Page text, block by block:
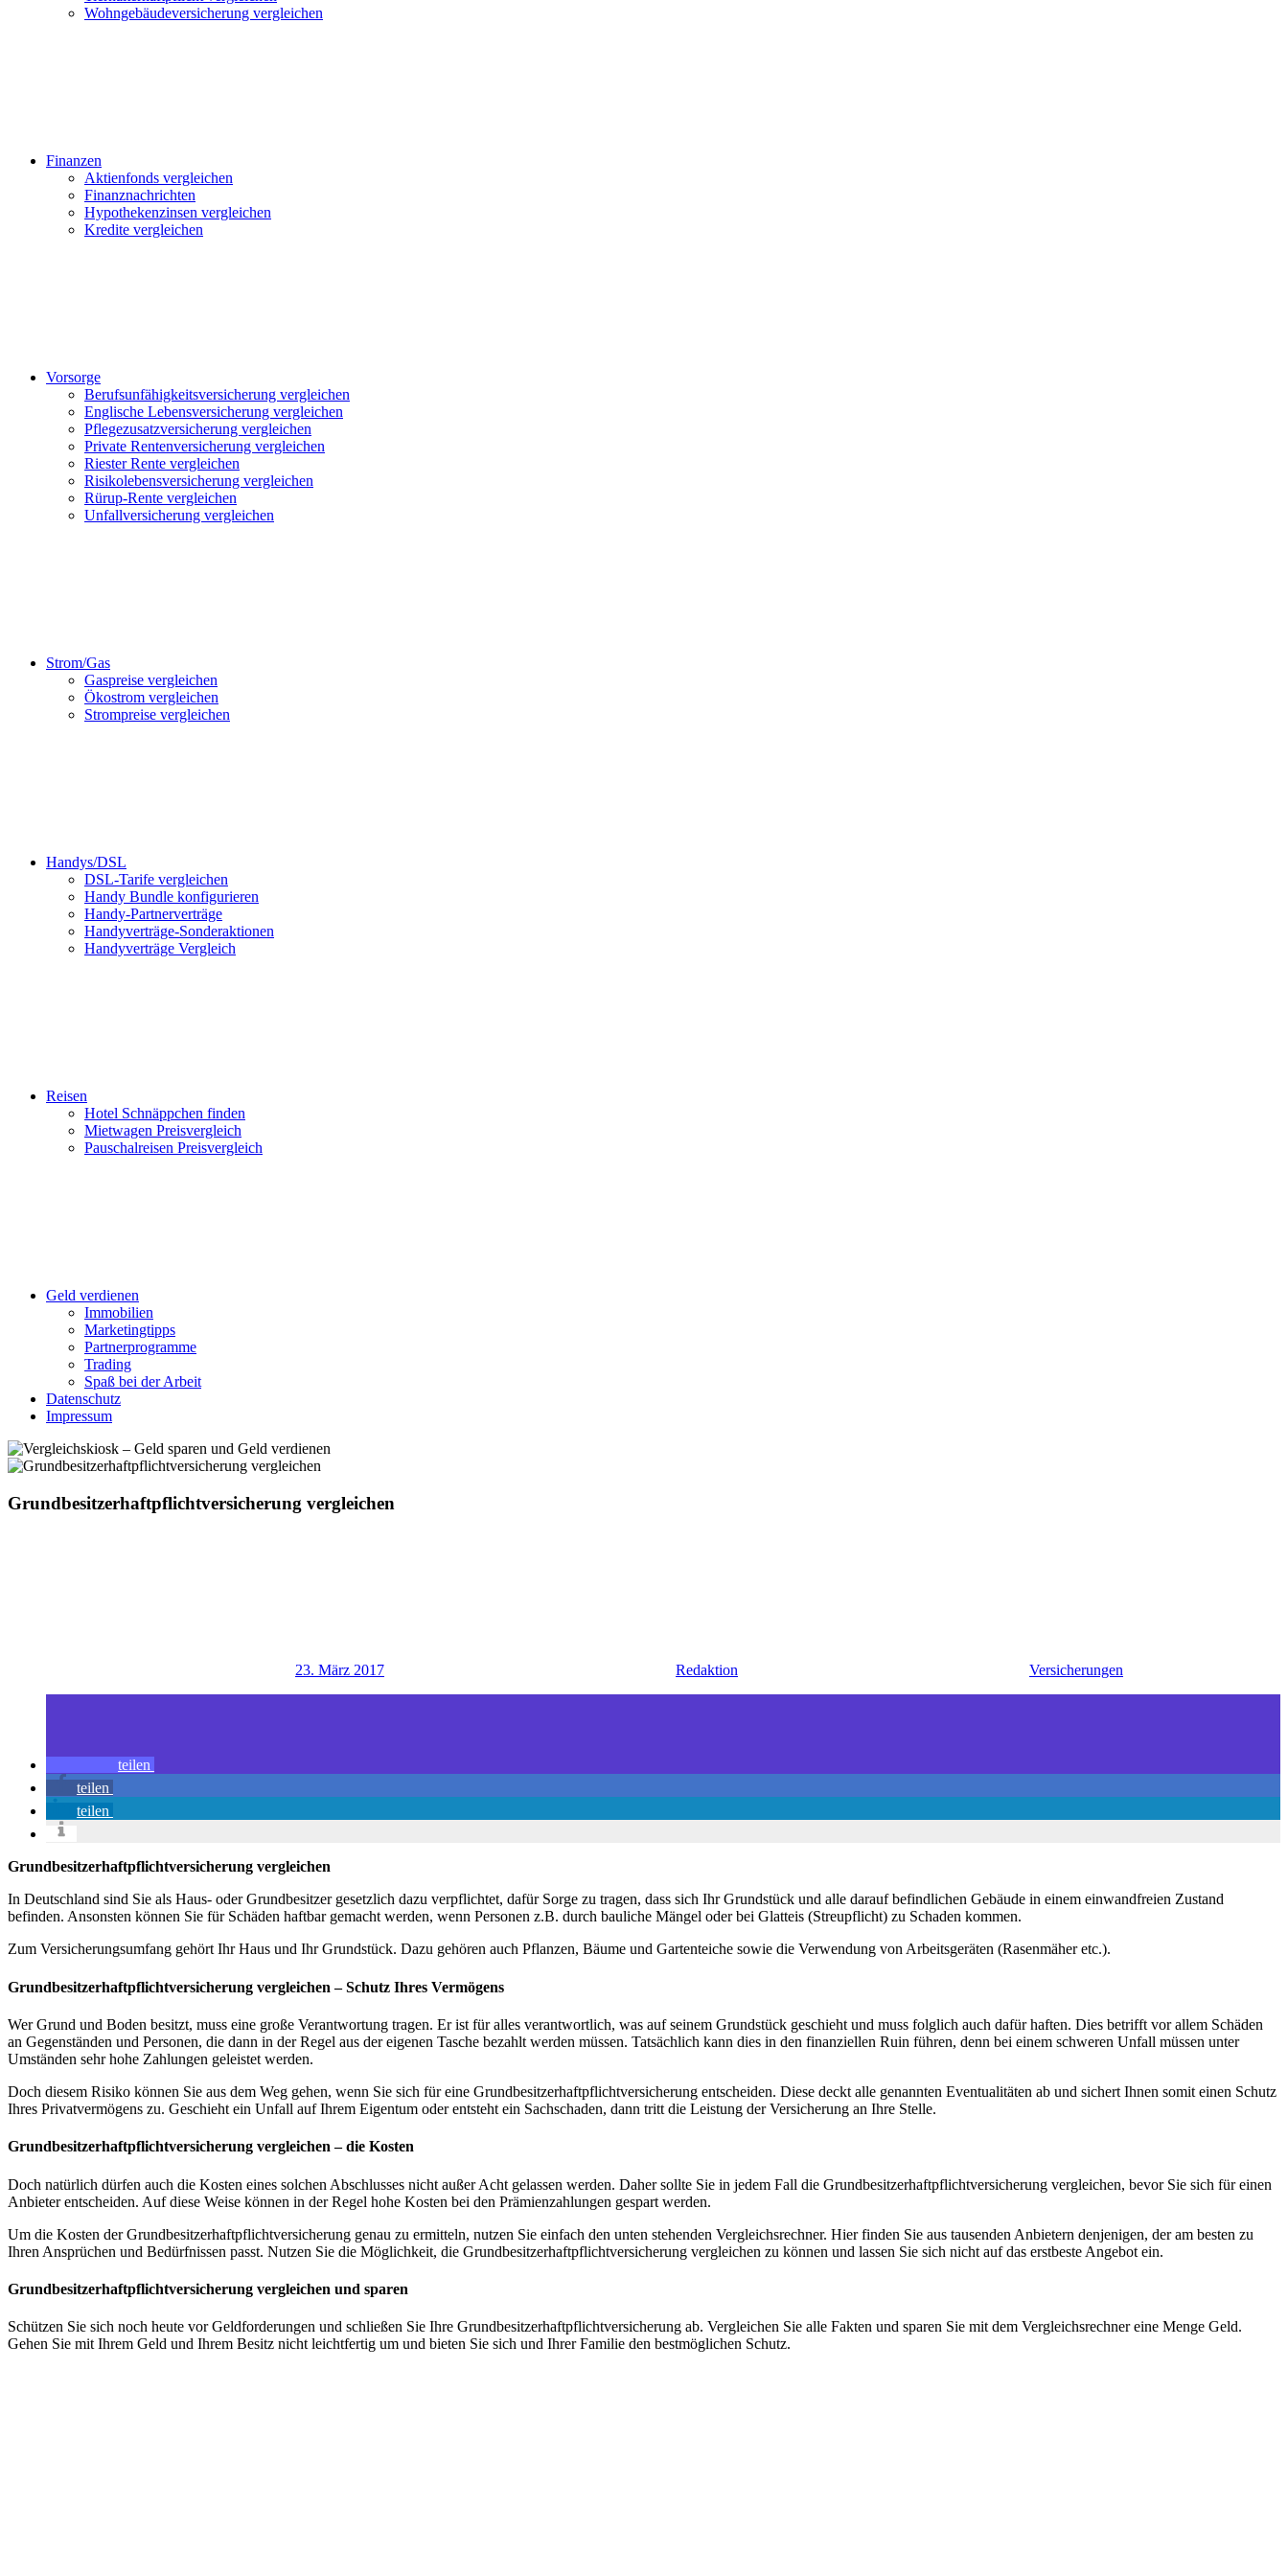
Wohngebäudeversicherung vergleichen
Finanzen
Aktienfonds vergleichen
Finanznachrichten
Hypothekenzinsen vergleichen
Kredite vergleichen
Vorsorge
Berufsunfähigkeitsversicherung vergleichen
Englische Lebensversicherung vergleichen
Pflegezusatzversicherung vergleichen
Private Rentenversicherung vergleichen
Riester Rente vergleichen
Risikolebensversicherung vergleichen
Rürup-Rente vergleichen
Unfallversicherung vergleichen
Strom/Gas
Gaspreise vergleichen
Ökostrom vergleichen
Strompreise vergleichen
Handys/DSL
DSL-Tarife vergleichen
Handy Bundle konfigurieren
Handy-Partnerverträge
Handyverträge-Sonderaktionen
Handyverträge Vergleich
Reisen
Hotel Schnäppchen finden
Mietwagen Preisvergleich
Pauschalreisen Preisvergleich
Geld verdienen
Immobilien
Marketingtipps
Partnerprogramme
Trading
Spaß bei der Arbeit
Datenschutz
Impressum
Grundbesitzerhaftpflichtversicherung vergleichen
23. März 2017 Redaktion Versicherungen
teilen
teilen
teilen
Grundbesitzerhaftpflichtversicherung vergleichen
In Deutschland sind Sie als Haus- oder Grundbesitzer gesetzlich dazu verpflichtet, dafür Sorge zu tragen, dass sich Ihr Grundstück und alle darauf befindlichen Gebäude in einem einwandfreien Zustand
befinden. Ansonsten können Sie für Schäden haftbar gemacht werden, wenn Personen z.B. durch bauliche Mängel oder bei Glatteis (Streupflicht) zu Schaden kommen.
Zum Versicherungsumfang gehört Ihr Haus und Ihr Grundstück. Dazu gehören auch Pflanzen, Bäume und Gartenteiche sowie die Verwendung von Arbeitsgeräten (Rasenmäher etc.).
Grundbesitzerhaftpflichtversicherung vergleichen – Schutz Ihres Vermögens
Wer Grund und Boden besitzt, muss eine große Verantwortung tragen. Er ist für alles verantwortlich, was auf seinem Grundstück geschieht und muss folglich auch dafür haften. Dies betrifft vor allem Schäden
an Gegenständen und Personen, die dann in der Regel aus der eigenen Tasche bezahlt werden müssen. Tatsächlich kann dies in den finanziellen Ruin führen, denn bei einem schweren Unfall müssen unter
Umständen sehr hohe Zahlungen geleistet werden.
Doch diesem Risiko können Sie aus dem Weg gehen, wenn Sie sich für eine Grundbesitzerhaftpflichtversicherung entscheiden. Diese deckt alle genannten Eventualitäten ab und sichert Ihnen somit einen Schutz
Ihres Privatvermögens zu. Geschieht ein Unfall auf Ihrem Eigentum oder entsteht ein Sachschaden, dann tritt die Leistung der Versicherung an Ihre Stelle.
Grundbesitzerhaftpflichtversicherung vergleichen – die Kosten
Doch natürlich dürfen auch die Kosten eines solchen Abschlusses nicht außer Acht gelassen werden. Daher sollte Sie in jedem Fall die Grundbesitzerhaftpflichtversicherung vergleichen, bevor Sie sich für einen
Anbieter entscheiden. Auf diese Weise können in der Regel hohe Kosten bei den Prämienzahlungen gespart werden.
Um die Kosten der Grundbesitzerhaftpflichtversicherung genau zu ermitteln, nutzen Sie einfach den unten stehenden Vergleichsrechner. Hier finden Sie aus tausenden Anbietern denjenigen, der am besten zu
Ihren Ansprüchen und Bedürfnissen passt. Nutzen Sie die Möglichkeit, die Grundbesitzerhaftpflichtversicherung vergleichen zu können und lassen Sie sich nicht auf das erstbeste Angebot ein.
Grundbesitzerhaftpflichtversicherung vergleichen und sparen
Schützen Sie sich noch heute vor Geldforderungen und schließen Sie Ihre Grundbesitzerhaftpflichtversicherung ab. Vergleichen Sie alle Fakten und sparen Sie mit dem Vergleichsrechner eine Menge Geld.
Gehen Sie mit Ihrem Geld und Ihrem Besitz nicht leichtfertig um und bieten Sie sich und Ihrer Familie den bestmöglichen Schutz.